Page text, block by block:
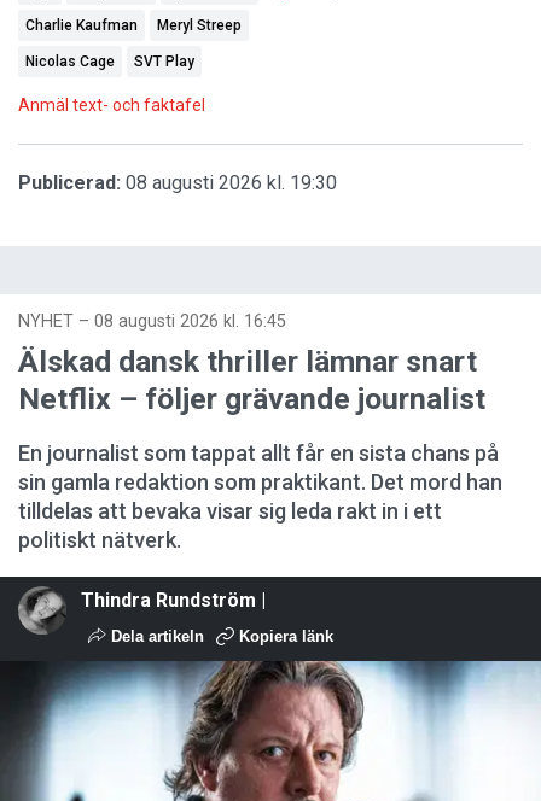
Charlie Kaufman Meryl Streep
Nicolas Cage SVT Play
Anmäl text- och faktafel
Publicerad: 08 augusti 2026 kl. 19:30
NYHET – 08 augusti 2026 kl. 16:45
Älskad dansk thriller lämnar snart
Netflix – följer grävande journalist
En journalist som tappat allt får en sista chans på
sin gamla redaktion som praktikant. Det mord han
tilldelas att bevaka visar sig leda rakt in i ett
politiskt nätverk.
Thindra Rundström |
Dela artikeln Kopiera länk